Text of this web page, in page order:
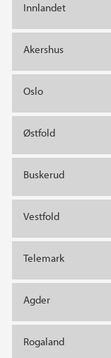
Innlandet
Akershus
Oslo
Østfold
Buskerud
Vestfold
Telemark
Agder
Rogaland